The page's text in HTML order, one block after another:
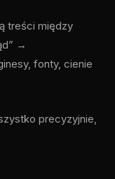
treści między
→
fonty, cienie
precyzyjnie,